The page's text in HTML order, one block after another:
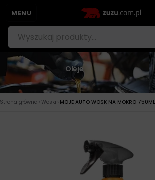
MENU
Oleje
Strona główna › Woski › MOJE AUTO WOSK NA MOKRO 750ML